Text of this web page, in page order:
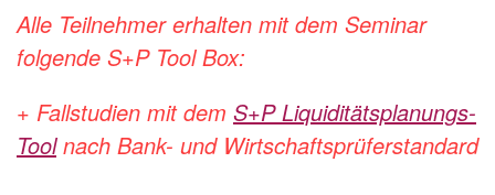
Alle Teilnehmer erhalten mit dem Seminar
folgende S+P Tool Box:
+ Fallstudien mit dem S+P Liquiditätsplanungs-
Toolnach Bank- und Wirtschaftsprüferstandard